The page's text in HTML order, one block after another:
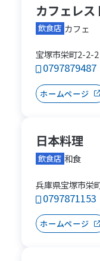
カフェレ
飲食店 カフェ
宝塚市栄町2-2-2
0797879487
ホームページ
日本料理
飲食店 和食
兵庫県宝塚市栄
0797871153
ホームページ